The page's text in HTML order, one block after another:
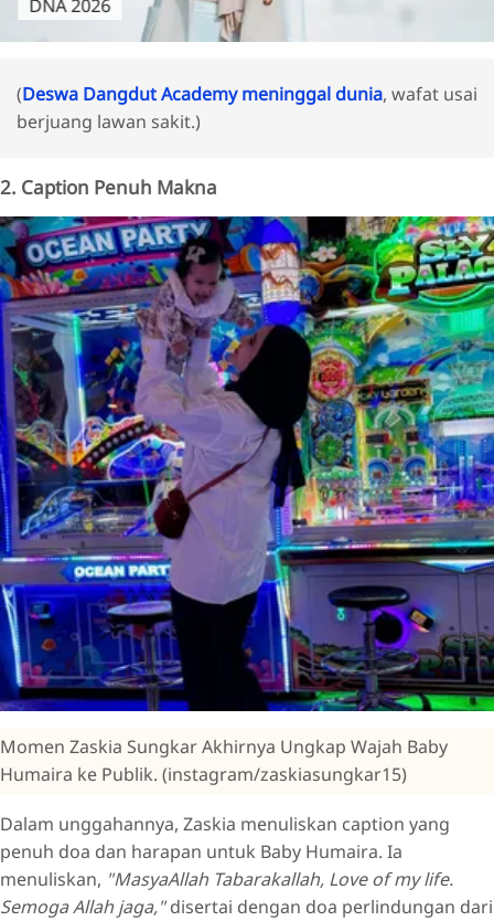
DNA 2026
(Deswa Dangdut Academy meninggal dunia, wafat usai
berjuang lawan sakit.)
2. Caption Penuh Makna
Momen Zaskia Sungkar Akhirnya Ungkap Wajah Baby
Humaira ke Publik. (instagram/zaskiasungkar15)
Dalam unggahannya, Zaskia menuliskan caption yang
penuh doa dan harapan untuk Baby Humaira. Ia
menuliskan, "MasyaAllah Tabarakallah, Love of my life.
Semoga Allah jaga,"disertai dengan doa perlindungan dari